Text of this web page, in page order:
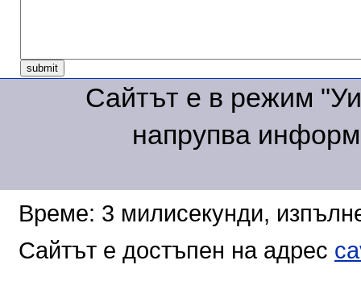
Сайтът е в режим
напрупва
Време: 3 милисекунди,
Сайтът е достъпен на адрес